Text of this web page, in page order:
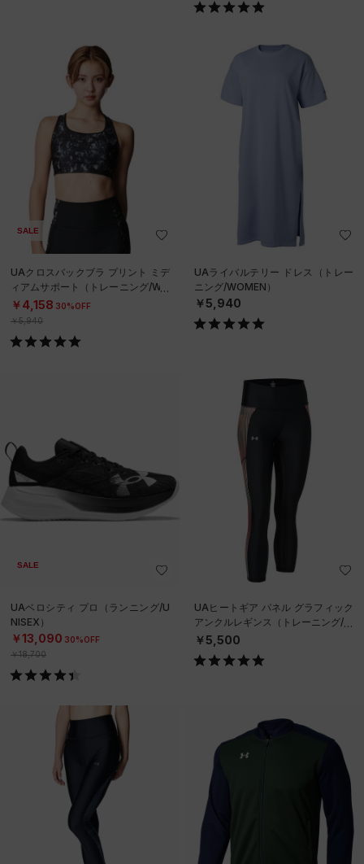
SALE
UAクロスバックブラ プリント ミデ
ィアムサポート（トレーニング/WO
MEN）
￥4,158 30%OFF
￥5,940
UAライバルテリー ドレス（トレー
ニング/WOMEN）
￥5,940
SALE
UAベロシティ プロ（ランニング/U
NISEX）
￥13,090 30%OFF
￥18,700
UAヒートギア パネル グラフィック
アンクルレギンス（トレーニング/W
OMEN）
￥5,500